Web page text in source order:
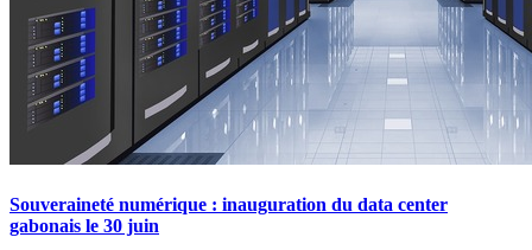
Souveraineté numérique : inauguration du data center
gabonais le 30 juin